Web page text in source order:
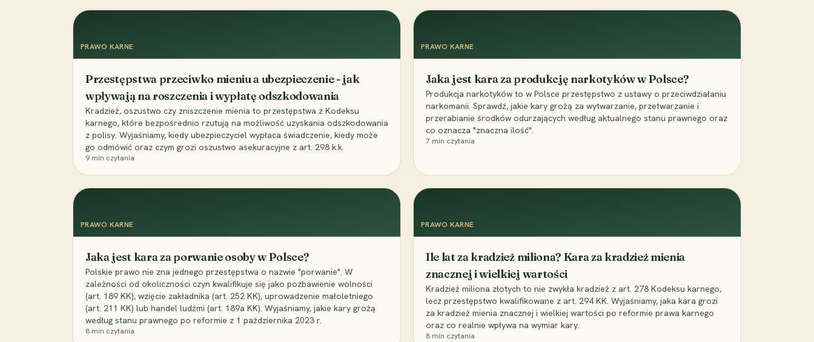
PRAWO KARNE
Przestępstwa przeciwko mieniu a ubezpieczenie - jak
wpływają na roszczenia i wypłatę odszkodowania
Kradzież, oszustwo czy zniszczenie mienia to przestępstwa z Kodeksu
karnego, które bezpośrednio rzutują na możliwość uzyskania odszkodowania
z polisy. Wyjaśniamy, kiedy ubezpieczyciel wypłaca świadczenie, kiedy może
go odmówić oraz czym grozi oszustwo asekuracyjne z art. 298 k.k.
9 min czytania
PRAWO KARNE
Jaka jest kara za produkcję narkotyków w Polsce?
Produkcja narkotyków to w Polsce przestępstwo z ustawy o przeciwdziałaniu
narkomanii. Sprawdź, jakie kary grożą za wytwarzanie, przetwarzanie i
przerabianie środków odurzających według aktualnego stanu prawnego oraz
co oznacza "znaczna ilość".
7 min czytania
PRAWO KARNE
Jaka jest kara za porwanie osoby w Polsce?
Polskie prawo nie zna jednego przestępstwa o nazwie "porwanie". W
zależności od okoliczności czyn kwalifikuje się jako pozbawienie wolności
(art. 189 KK), wzięcie zakładnika (art. 252 KK), uprowadzenie małoletniego
(art. 211 KK) lub handel ludźmi (art. 189a KK). Wyjaśniamy, jakie kary grożą
według stanu prawnego po reformie z 1 października 2023 r.
8 min czytania
PRAWO KARNE
Ile lat za kradzież miliona? Kara za kradzież mienia
znacznej i wielkiej wartości
Kradzież miliona złotych to nie zwykła kradzież z art. 278 Kodeksu karnego,
lecz przestępstwo kwalifikowane z art. 294 KK. Wyjaśniamy, jaka kara grozi
za kradzież mienia znacznej i wielkiej wartości po reformie prawa karnego
oraz co realnie wpływa na wymiar kary.
8 min czytania